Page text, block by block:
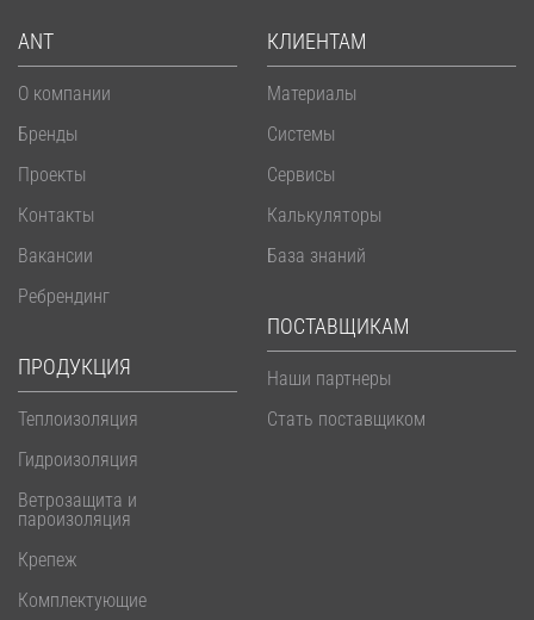
ANT
О компании
Бренды
Проекты
Контакты
Вакансии
Ребрендинг
ПРОДУКЦИЯ
Теплоизоляция
Гидроизоляция
Ветрозащита и
пароизоляция
Крепеж
Комплектующие
КЛИЕНТАМ
Материалы
Системы
Сервисы
Калькуляторы
База знаний
ПОСТАВЩИКАМ
Наши партнеры
Стать поставщиком